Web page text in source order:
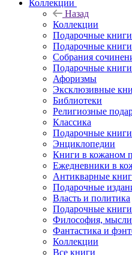
Коллекции
Назад
Коллекции
Подарочные
Подарочные
Собрания
Подарочные
Афоризмы
Эксклюзивные
Библиотеки
Религиозные
Классика
Подарочные книги
Энциклопедии
Книги в кожаном
Ежедневники в
Антикварные
Подарочные
Власть и политика
Подарочные книги
Философия,
Фантастика и
Коллекции
Все книги